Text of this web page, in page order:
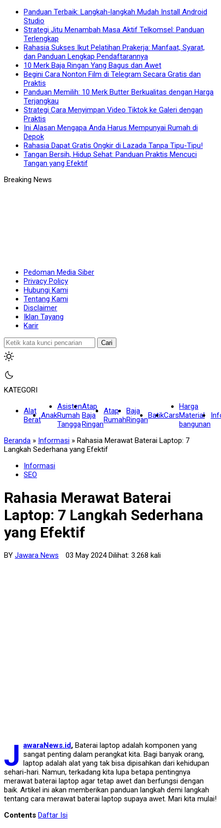
Panduan Terbaik: Langkah-langkah Mudah Install Android
Studio
Strategi Jitu Menambah Masa Aktif Telkomsel: Panduan
Terlengkap
Rahasia Sukses Ikut Pelatihan Prakerja: Manfaat, Syarat,
dan Panduan Lengkap Pendaftarannya
10 Merk Baja Ringan Yang Bagus dan Awet
Begini Cara Nonton Film di Telegram Secara Gratis dan
Praktis
Panduan Memilih: 10 Merk Butter Berkualitas dengan Harga
Terjangkau
Strategi Cara Menyimpan Video Tiktok ke Galeri dengan
Praktis
Ini Alasan Mengapa Anda Harus Mempunyai Rumah di
Depok
Rahasia Dapat Gratis Ongkir di Lazada Tanpa Tipu-Tipu!
Tangan Bersih, Hidup Sehat: Panduan Praktis Mencuci
Tangan yang Efektif
Pedoman Media Siber
Privacy Policy
Hubungi Kami
Tentang Kami
Disclaimer
Iklan Tayang
Karir
Cari
KATEGORI
Alat
BeratAnak
Asisten
Rumah
Tangga
Atap
Baja
Ringan
Atap
Rumah
Baja
RinganBatikCars
Harga
Material
bangunan
Beranda » Informasi » Rahasia Merawat Baterai Laptop: 7
Langkah Sederhana yang Efektif
Informasi
SEO
Rahasia Merawat Baterai
Laptop: 7 Langkah Sederhana
yang Efektif
BY Jawara News 03 May 2024 Dilihat: 3.268 kali
J awaraNews.id, Baterai laptop adalah komponen yang
sangat penting dalam perangkat kita. Bagi banyak orang,
laptop adalah alat yang tak bisa dipisahkan dari kehidupan
sehari-hari. Namun, terkadang kita lupa betapa pentingnya
merawat baterai laptop agar tetap awet dan berfungsi dengan
baik. Artikel ini akan memberikan panduan langkah demi langkah
tentang cara merawat baterai laptop supaya awet. Mari kita mulai!
Contents Daftar Isi